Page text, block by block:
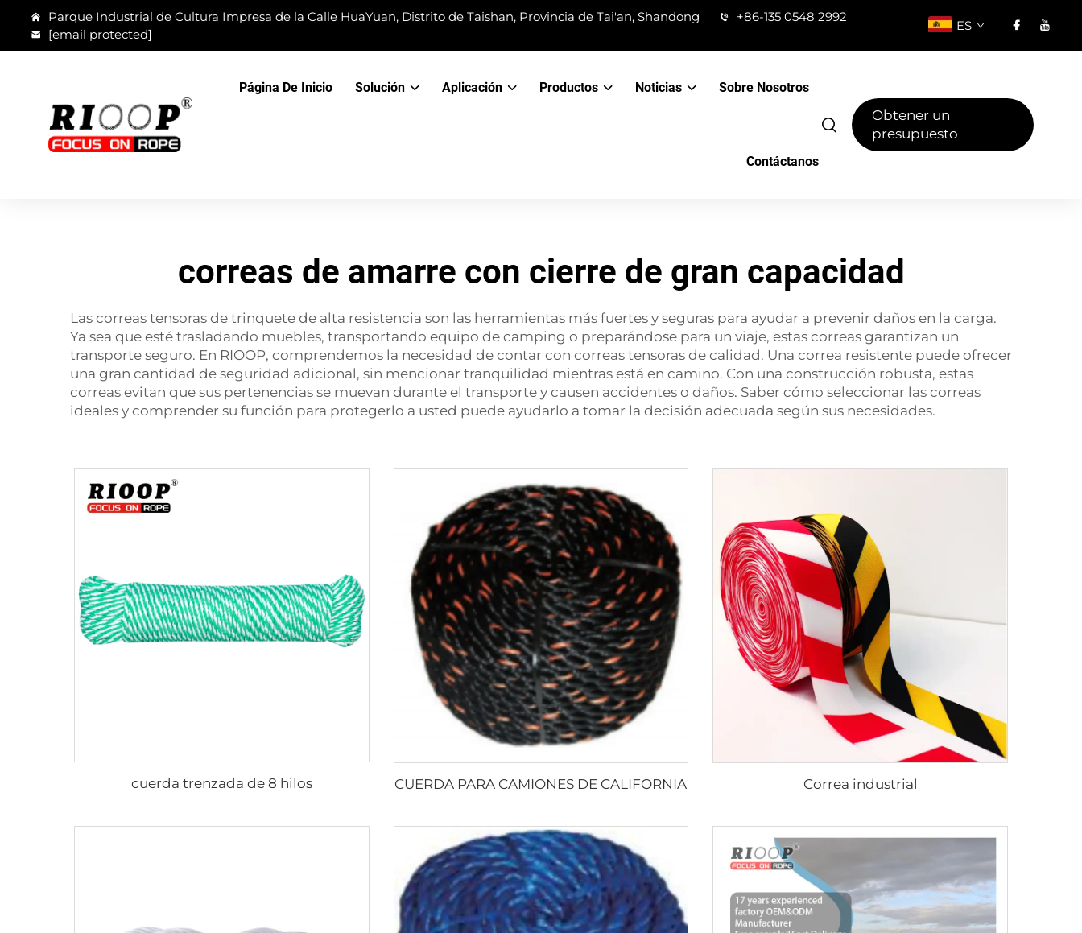
Parque Industrial de Cultura Impresa de la Calle HuaYuan, Distrito de Taishan, Provincia de Tai'an, Shandong
+86-135 0548 2992
[email protected]
ES
Página De Inicio Solución Aplicación Productos Noticias Sobre Nosotros
Contáctanos
Obtener un
presupuesto
correas de amarre con cierre de gran capacidad
Las correas tensoras de trinquete de alta resistencia son las herramientas más fuertes y seguras para ayudar a prevenir daños en la carga.
Ya sea que esté trasladando muebles, transportando equipo de camping o preparándose para un viaje, estas correas garantizan un
transporte seguro. En RIOOP, comprendemos la necesidad de contar con correas tensoras de calidad. Una correa resistente puede ofrecer
una gran cantidad de seguridad adicional, sin mencionar tranquilidad mientras está en camino. Con una construcción robusta, estas
correas evitan que sus pertenencias se muevan durante el transporte y causen accidentes o daños. Saber cómo seleccionar las correas
ideales y comprender su función para protegerlo a usted puede ayudarlo a tomar la decisión adecuada según sus necesidades.
cuerda trenzada de 8 hilos CUERDA PARA CAMIONES DE CALIFORNIA Correa industrial